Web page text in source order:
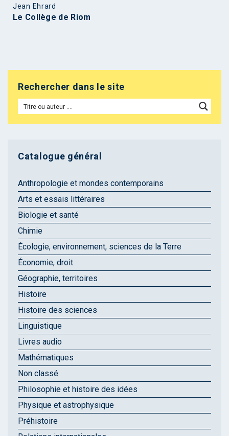
Jean Ehrard
Le Collège de Riom
Rechercher dans le site
Catalogue général
Anthropologie et mondes contemporains
Arts et essais littéraires
Biologie et santé
Chimie
Écologie, environnement, sciences de la Terre
Économie, droit
Géographie, territoires
Histoire
Histoire des sciences
Linguistique
Livres audio
Mathématiques
Non classé
Philosophie et histoire des idées
Physique et astrophysique
Préhistoire